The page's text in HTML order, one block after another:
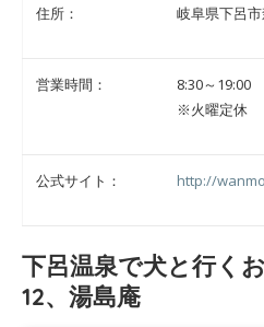
住所： 岐阜県下呂
営業時間：
8:30～19:00
※火曜定休
公式サイト： http://
下呂温泉で犬と行く
12、湯島庵